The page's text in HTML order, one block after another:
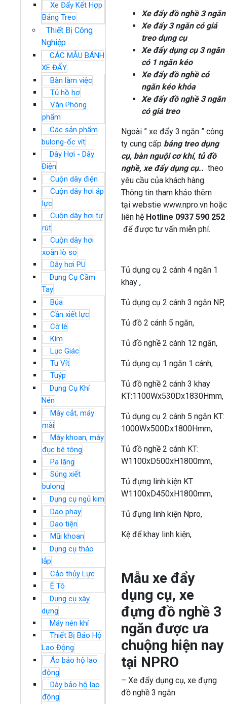
Xe Đẩy Kết Hợp
Bảng Treo
Thiết Bị Công
Nghiệp
CÁC MẪU BÁNH
XE ĐẨY
Bàn làm việc
Tủ hồ hơ
Văn Phòng
phẩm
Các sản phẩm
bulong-ốc vít
Dây Hơi - Dây
Điện
Cuộn dây điện
Cuộn dây hơi áp
lực
Cuộn dây hơi tự
rút
Cuộn dây hơi
xoắn lò so
Dây hơi PU
Dụng Cụ Cầm
Tay
Búa
Cần xiết lực
Cờ lê
Kìm
Lục Giác
Tu Vít
Tuýp
Dụng Cụ Khí
Nén
Máy cắt, máy
mài
Máy khoan, máy
đục bê tông
Pa lăng
Súng xiết
bulong
Dụng cụ ngủ kim
Dao phay
Dao tiện
Mũi khoan
Dụng cụ tháo
lắp
Cảo thủy Lực
Ê Tô
Dụng cụ xây
dựng
Máy nén khí
Thiết Bị Bảo Hộ
Lao Động
Áo bảo hộ lao
động
Dày bảo hộ lao
động
Xe đẩy đồ nghề 3 ngăn
Xe đẩy 3 ngăn có giá
treo dụng cụ
Xe đẩy dụng cụ 3 ngăn
có 1 ngăn kéo
Xe đẩy đồ nghề có
ngăn kéo khóa
Xe đẩy đồ nghề 3 ngăn
có giá treo
Ngoài ” xe đẩy 3 ngăn ” công
ty cung cấp bảng treo dụng
cụ, bàn nguội cơ khí, tủ đồ
nghề, xe đẩy dụng cụ.. theo
yêu cầu của khách hàng.
Thông tin tham khảo thêm
tại webstie www.npro.vn hoặc
liên hệ Hotline 0937 590 252
để được tư vấn miễn phí.
Tủ dụng cụ 2 cánh 4 ngăn 1
khay ,
Tủ dụng cụ 2 cánh 3 ngăn NP,
Tủ đồ 2 cánh 5 ngăn,
Tủ đồ nghề 2 cánh 12 ngăn,
Tủ dụng cụ 1 ngăn 1 cánh,
Tủ đồ nghề 2 cánh 3 khay
KT:1100Wx530Dx1830Hmm,
Tủ dụng cụ 2 cánh 5 ngăn KT:
1000Wx500Dx1800Hmm,
Tủ đồ nghề 2 cánh KT:
W1100xD500xH1800mm,
Tủ đựng linh kiện KT:
W1100xD450xH1800mm,
Tủ đựng linh kiện Npro,
Kệ để khay linh kiện,
Mẫu xe đẩy
dụng cụ, xe
đựng đồ nghề 3
ngăn được ưa
chuộng hiện nay
tại NPRO
– Xe đẩy dụng cụ, xe đựng
đồ nghề 3 ngăn